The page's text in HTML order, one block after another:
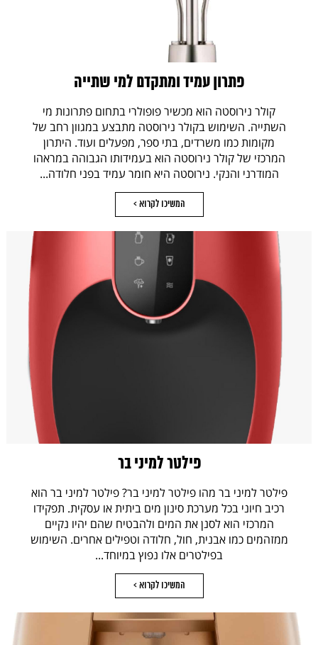
פתרון עמיד ומתקדם למי שתייה
קולר נירוסטה הוא מכשיר פופולרי בתחום פתרונות מי
השתייה. השימוש בקולר נירוסטה מתבצע במגוון רחב של
מקומות כמו משרדים, בתי ספר, מפעלים ועוד. היתרון
המרכזי של קולר נירוסטה הוא בעמידותו הגבוהה במראהו
המודרני והנקי. נירוסטה היא חומר עמיד בפני חלודה...
המשיכו לקרוא >
פילטר למיני בר
פילטר למיני בר מהו פילטר למיני בר? פילטר למיני בר הוא
רכיב חיוני בכל מערכת סינון מים ביתית או עסקית. תפקידו
המרכזי הוא לסנן את המים ולהבטיח שהם יהיו נקיים
ממזהמים כמו אבנית, חול, חלודה וטפילים אחרים. השימוש
בפילטרים אלו נפוץ במיוחד...
המשיכו לקרוא >